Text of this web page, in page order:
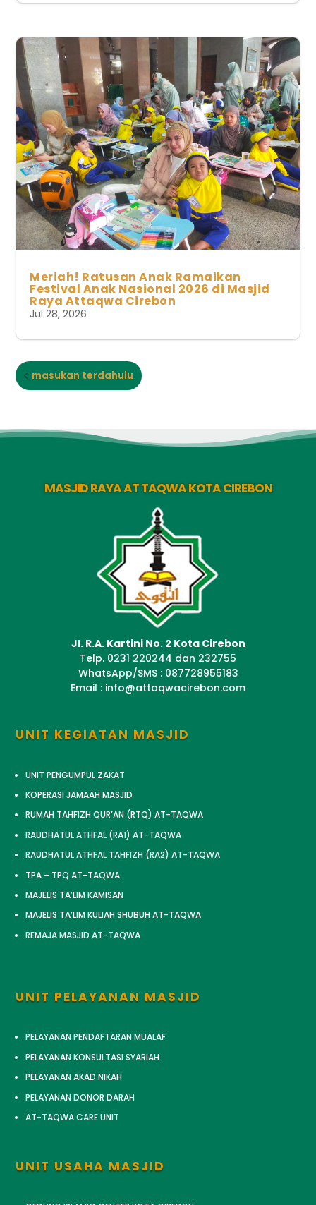
Meriah! Ratusan Anak Ramaikan
Festival Anak Nasional 2026 di Masjid
Raya Attaqwa Cirebon
Jul 28, 2026
masukan terdahulu
MASJID RAYA AT TAQWA KOTA CIREBON
Jl. R.A. Kartini No. 2 Kota Cirebon
Telp. 0231 220244 dan 232755
WhatsApp/SMS : 087728955183
Email : info@attaqwacirebon.com
UNIT KEGIATAN MASJID
UNIT PENGUMPUL ZAKAT
KOPERASI JAMAAH MASJID
RUMAH TAHFIZH QUR’AN (RTQ) AT-TAQWA
RAUDHATUL ATHFAL (RA1) AT-TAQWA
RAUDHATUL ATHFAL TAHFIZH (RA2) AT-TAQWA
TPA – TPQ AT-TAQWA
MAJELIS TA’LIM KAMISAN
MAJELIS TA’LIM KULIAH SHUBUH AT-TAQWA
REMAJA MASJID AT-TAQWA
UNIT PELAYANAN MASJID
PELAYANAN PENDAFTARAN MUALAF
PELAYANAN KONSULTASI SYARIAH
PELAYANAN AKAD NIKAH
PELAYANAN DONOR DARAH
AT-TAQWA CARE UNIT
UNIT USAHA MASJID